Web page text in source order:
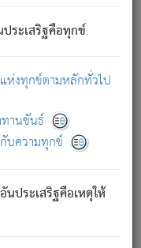
ระเสริฐคือทุกข์
ห่งทุกข์ตามหลักทั่วไป
านขันธ์
บความทุกข์
ประเสริฐคือเหตุให้
ณะหรือพราหมณ์ทั้ง
ง.
ความเกิดขึ้นแห่ง
ลายอันอวิชาหนา
นเป็นแล้วนั้น ย่อม
มมีแห่งประโยชน์โดย
ม่เที่ยง เป็นทุกข์ มี